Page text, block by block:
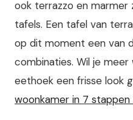
ook terrazzo en marmer
tafels. Een tafel van
op dit moment een van
combinaties. Wil je
eethoek een frisse look
woonkamer in 7